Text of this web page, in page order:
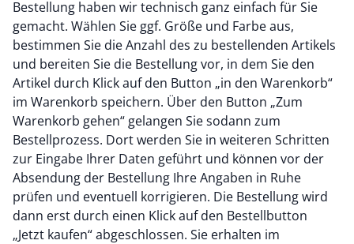
Bestellung haben wir technisch ganz einfach für Sie
gemacht. Wählen Sie ggf. Größe und Farbe aus,
bestimmen Sie die Anzahl des zu bestellenden Artikels
und bereiten Sie die Bestellung vor, in dem Sie den
Artikel durch Klick auf den Button „in den Warenkorb“
im Warenkorb speichern. Über den Button „Zum
Warenkorb gehen“ gelangen Sie sodann zum
Bestellprozess. Dort werden Sie in weiteren Schritten
zur Eingabe Ihrer Daten geführt und können vor der
Absendung der Bestellung Ihre Angaben in Ruhe
prüfen und eventuell korrigieren. Die Bestellung wird
dann erst durch einen Klick auf den Bestellbutton
„Jetzt kaufen“ abgeschlossen. Sie erhalten im